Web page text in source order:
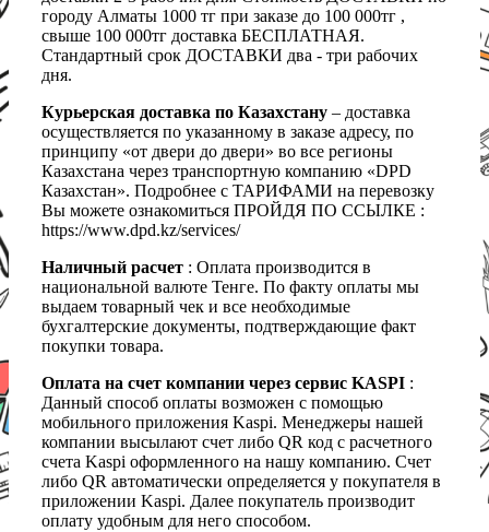
городу Алматы 1000 тг при заказе до 100 000тг ,
свыше 100 000тг доставка БЕСПЛАТНАЯ.
Стандартный срок ДОСТАВКИ два - три рабочих
дня.
Курьерская доставка по Казахстану – доставка
осуществляется по указанному в заказе адресу, по
принципу «от двери до двери» во все регионы
Казахстана через транспортную компанию «DPD
Казахстан». Подробнее с ТАРИФАМИ на перевозку
Вы можете ознакомиться ПРОЙДЯ ПО ССЫЛКЕ :
https://www.dpd.kz/services/
Наличный расчет : Оплата производится в
национальной валюте Тенге. По факту оплаты мы
выдаем товарный чек и все необходимые
бухгалтерские документы, подтверждающие факт
покупки товара.
Оплата на счет компании через сервис KASPI :
Данный способ оплаты возможен с помощью
мобильного приложения Kaspi. Менеджеры нашей
компании высылают счет либо QR код с расчетного
счета Kaspi оформленного на нашу компанию. Счет
либо QR автоматически определяется у покупателя в
приложении Kaspi. Далее покупатель производит
оплату удобным для него способом.